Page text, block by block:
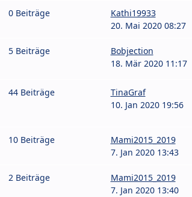
0 Beiträge
Kathi19933
20. Mai 2020 08:27
5 Beiträge
Bobjection
18. Mär 2020 11:17
44 Beiträge
TinaGraf
10. Jan 2020 19:56
10 Beiträge
Mami2015_2019
7. Jan 2020 13:43
2 Beiträge
Mami2015_2019
7. Jan 2020 13:40